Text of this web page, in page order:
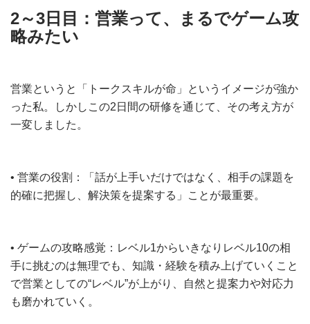
2～3日目：営業って、まるでゲーム攻
略みたい
営業というと「トークスキルが命」というイメージが強か
った私。しかしこの2日間の研修を通じて、その考え方が
一変しました。
• 営業の役割：「話が上手いだけではなく、相手の課題を
的確に把握し、解決策を提案する」ことが最重要。
• ゲームの攻略感覚：レベル1からいきなりレベル10の相
手に挑むのは無理でも、知識・経験を積み上げていくこと
で営業としての“レベル”が上がり、自然と提案力や対応力
も磨かれていく。